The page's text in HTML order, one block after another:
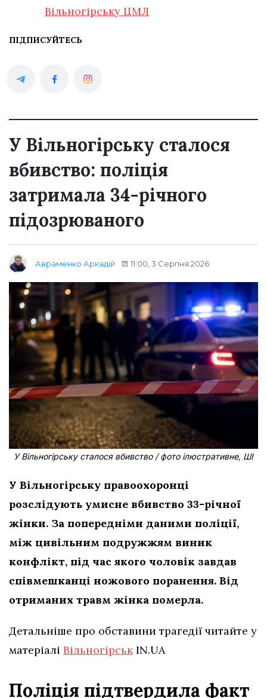
Вільногірську ЦМЛ
ПІДПИСУЙТЕСЬ
У Вільногірську сталося
вбивство: поліція
затримала 34-річного
підозрюваного
Авраменко Аркадій 11:00, 3 Серпня 2026
У Вільногірську сталося вбивство / фото ілюстративне, ШІ
У Вільногірську правоохоронці
розслідують умисне вбивство 33-річної
жінки. За попередніми даними поліції,
між цивільним подружжям виник
конфлікт, під час якого чоловік завдав
співмешканці ножового поранення. Від
отриманих травм жінка померла.
Детальніше про обставини трагедії читайте у
матеріалі Вільногірськ IN.UA
Поліція підтвердила факт